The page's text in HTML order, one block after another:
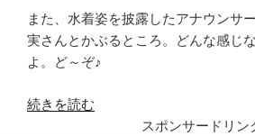
また、水着姿を披露したアナウンサ
実さんとかぶるところ。どんな感じ
よ。ど～ぞ♪
“宇
続きを読む
スポンサードリン